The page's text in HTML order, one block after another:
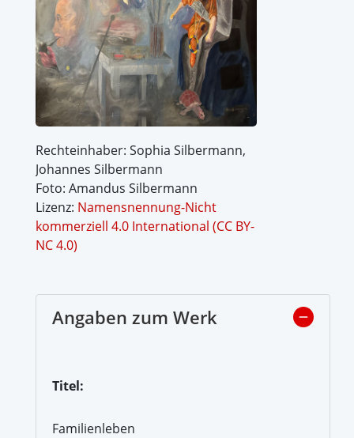
Rechteinhaber: Sophia Silbermann,
Johannes Silbermann
Foto: Amandus Silbermann
Lizenz: Namensnennung-Nicht
kommerziell 4.0 International (CC BY-
NC 4.0)
Angaben zum Werk
Titel:
Familienleben